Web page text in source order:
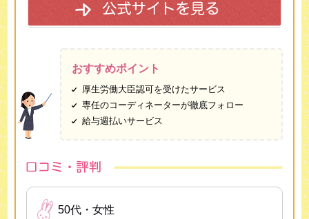
おすすめポイント
厚生労働大臣認可を受けたサービス
専任のコーディネーターが徹底フォロー
給与週払いサービス
50代・女性